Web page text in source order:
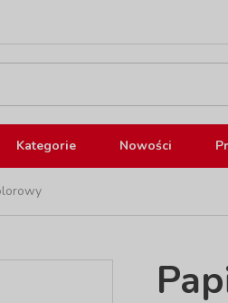
Kategorie Nowości